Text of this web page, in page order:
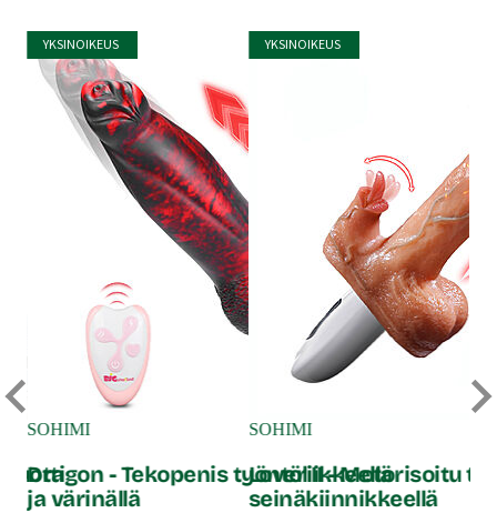
YKSINOIKEUS
SOHIMI
Dragon - Tekopenis työntöliikkeellä
ja värinällä
YKSINOIKEUS
SOHIMI
Lover II - Motorisoitu
seinäkiinnikkeellä